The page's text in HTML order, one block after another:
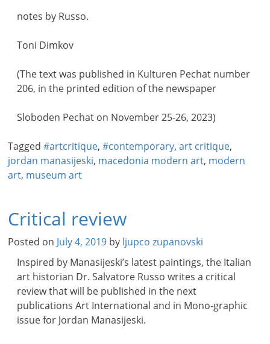
notes by Russo.
Toni Dimkov
(The text was published in Kulturen Pechat number
206, in the printed edition of the newspaper
Sloboden Pechat on November 25-26, 2023)
Tagged#artcritique,#contemporary,art critique,
jordan manasijeski, macedonia modern art, modern
art, museum art
Critical review
Posted on July 4, 2019 by ljupco zupanovski
Inspired by Manasijeski’s latest paintings, the Italian
art historian Dr. Salvatore Russo writes a critical
review that will be published in the next
publications Art International and in Mono-graphic
issue for Jordan Manasijeski.